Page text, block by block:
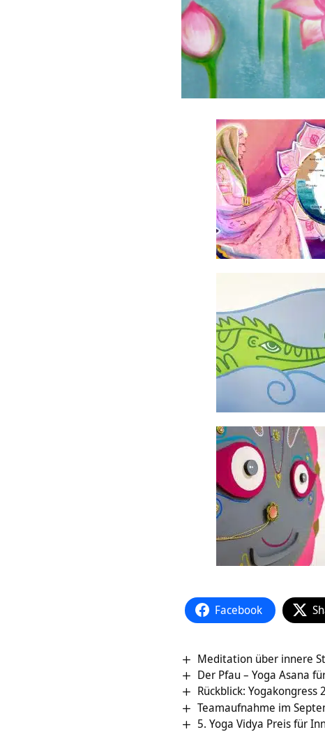
Facebook
Meditation über innere
Der Pfau – Yoga Asana
Rückblick: Yogakongress
Teamaufnahme im
5. Yoga Vidya Preis für